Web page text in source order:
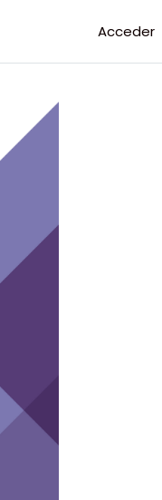
Acceder